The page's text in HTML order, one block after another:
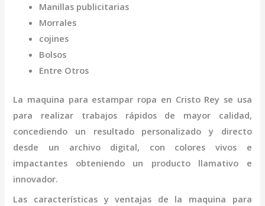
Manillas publicitarias
Morrales
cojines
Bolsos
Entre Otros
La maquina para estampar ropa en Cristo Rey se usa
para realizar trabajos rápidos de mayor calidad,
concediendo un resultado personalizado y directo
desde un archivo digital, con colores vivos e
impactantes obteniendo un producto llamativo e
innovador.
Las características y ventajas de la maquina para